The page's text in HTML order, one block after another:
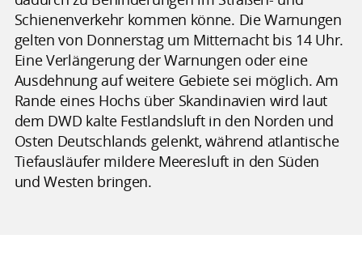
Schienenverkehr kommen könne. Die Warnungen
gelten von Donnerstag um Mitternacht bis 14 Uhr.
Eine Verlängerung der Warnungen oder eine
Ausdehnung auf weitere Gebiete sei möglich. Am
Rande eines Hochs über Skandinavien wird laut
dem DWD kalte Festlandsluft in den Norden und
Osten Deutschlands gelenkt, während atlantische
Tiefausläufer mildere Meeresluft in den Süden
und Westen bringen.